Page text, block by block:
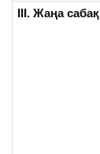
ІІІ. Жаңа сабақ